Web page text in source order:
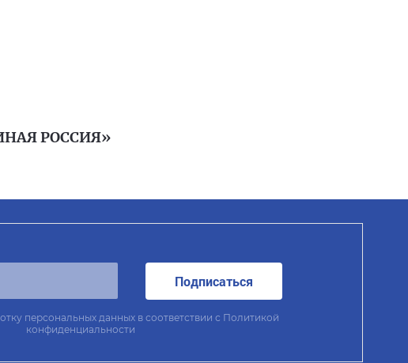
РОССИЯ»
Подписаться
персональных данных в соответствии с Политикой
конфиденциальности